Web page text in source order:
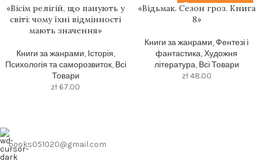
«Вісім релігій, що панують у
світі: чому їхні відмінності
мають значення»
Книги за жанрами, Історія,
Психологія та саморозвиток, Всі
Товари
zł 67.00
Передзамовлення
«Відьмак. Сезон гроз. Книга
8»
Книги за жанрами,Фентезі і
фантастика,Художня
література, Всі Товари
zł48.00
books051020@gmail.com